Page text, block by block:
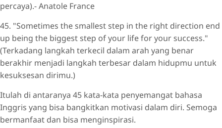
percaya).- Anatole France
45. "Sometimes the smallest step in the right direction end
up being the biggest step of your life for your success."
(Terkadang langkah terkecil dalam arah yang benar
berakhir menjadi langkah terbesar dalam hidupmu untuk
kesuksesan dirimu.)
Itulah di antaranya 45 kata-kata penyemangat bahasa
Inggris yang bisa bangkitkan motivasi dalam diri. Semoga
bermanfaat dan bisa menginspirasi.